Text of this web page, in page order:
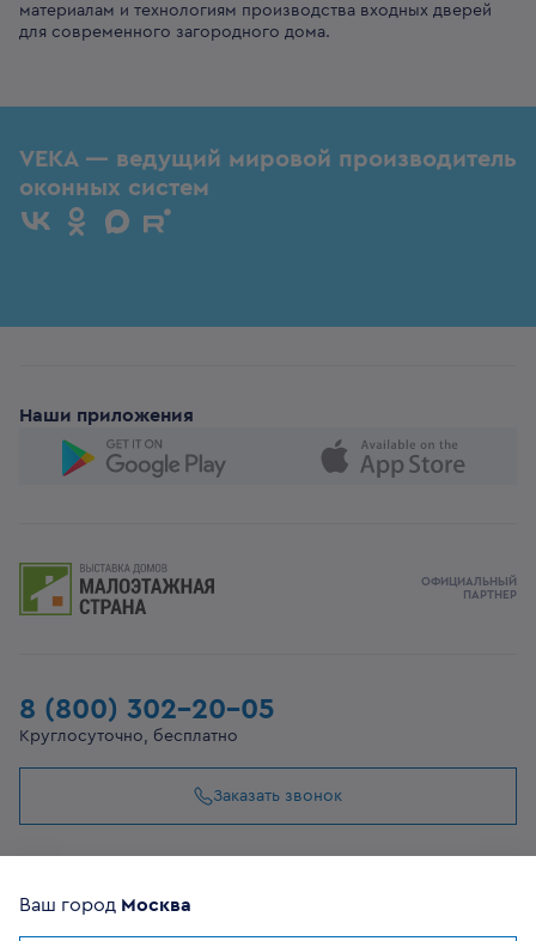
материалам и технологиям производства входных дверей
для современного загородного дома.
VEKA — ведущий мировой производитель
оконных систем
Наши приложения
8 (800) 302-20-05
Круглосуточно, бесплатно
Заказать звонок
ОФИЦИАЛЬНЫЙ
ПАРТНЕР
Ваш город Москва